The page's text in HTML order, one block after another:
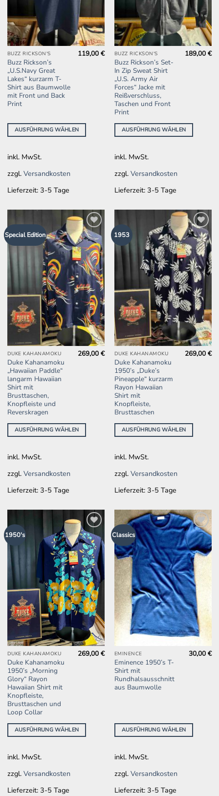
BUZZ RICKSON'S
Buzz Rickson’s
„U.S.Navy Great
Lakes“ kurzarm T-
Shirt aus Baumwolle
mit Front und Back
Print
119,00€
AUSFÜHRUNG WÄHLEN
Dieses
Produkt
weist
mehrere
Varianten
auf.
Optionen
können
der
gewählt
werden
inkl. MwSt.
zzgl. Versandkosten
Lieferzeit: 3-5 Tage
BUZZ RICKSON'S
Buzz Rickson’s Set-
In Zip Sweat Shirt
„U.S. Army Air
Forces“ Jacke mit
Reißverschluss,
Taschen und Front
Print
189,00€
AUSFÜHRUNG WÄHLEN
Dieses
Produkt
weist
mehrere
Varianten
auf.
Die
Optionen
können
der
gewählt
werden
inkl. MwSt.
zzgl. Versandkosten
Lieferzeit: 3-5 Tage
Special Edition
Zur
Wunschliste
hinzufügen
DUKE KAHANAMOKU
Duke Kahanamoku
„Hawaiian Paddle“
langarm Hawaiian
Shirt mit
Brusttaschen,
Knopfleiste und
Reverskragen
269,00€
AUSFÜHRUNG WÄHLEN
Dieses
Produkt
weist
mehrere
Varianten
auf.
Die
Optionen
können
der
gewählt
werden
inkl. MwSt.
zzgl. Versandkosten
Lieferzeit: 3-5 Tage
1953
Zur
Wunschliste
hinzufügen
DUKE KAHANAMOKU
Duke Kahanamoku
1950’s „Duke’s
Pineapple“ kurzarm
Rayon Hawaiian
Shirt mit
Knopfleiste,
Brusttaschen
269,00€
AUSFÜHRUNG WÄHLEN
Dieses
Produkt
weist
mehrere
Varianten
auf.
Die
Optionen
können
der
gewählt
werden
inkl. MwSt.
zzgl. Versandkosten
Lieferzeit: 3-5 Tage
1950's
Zur
Wunschliste
hinzufügen
DUKE KAHANAMOKU
Duke Kahanamoku
1950’s „Morning
Glory“ Rayon
Hawaiian Shirt mit
Knopfleiste,
Brusttaschen und
Loop Collar
269,00€
AUSFÜHRUNG WÄHLEN
Dieses
Produkt
weist
mehrere
Varianten
auf.
Die
Optionen
können
der
gewählt
werden
inkl. MwSt.
zzgl. Versandkosten
Lieferzeit: 3-5 Tage
Classics
Zur
Wunschliste
hinzufügen
EMINENCE
Eminence 1950’s T-
Shirt mit
Rundhalsausschnitt
aus Baumwolle
30,00€
AUSFÜHRUNG WÄHLEN
Dieses
Produkt
weist
mehrere
Optionen
können
der
gewählt
werden
inkl. MwSt.
zzgl. Versandkosten
Lieferzeit: 3-5 Tage